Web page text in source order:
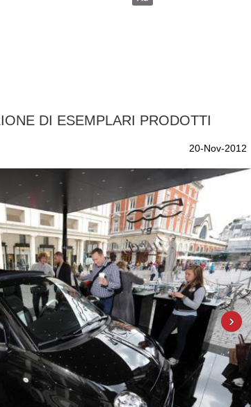
DI ESEMPLARI PRODOTTI
20-Nov-2012
›